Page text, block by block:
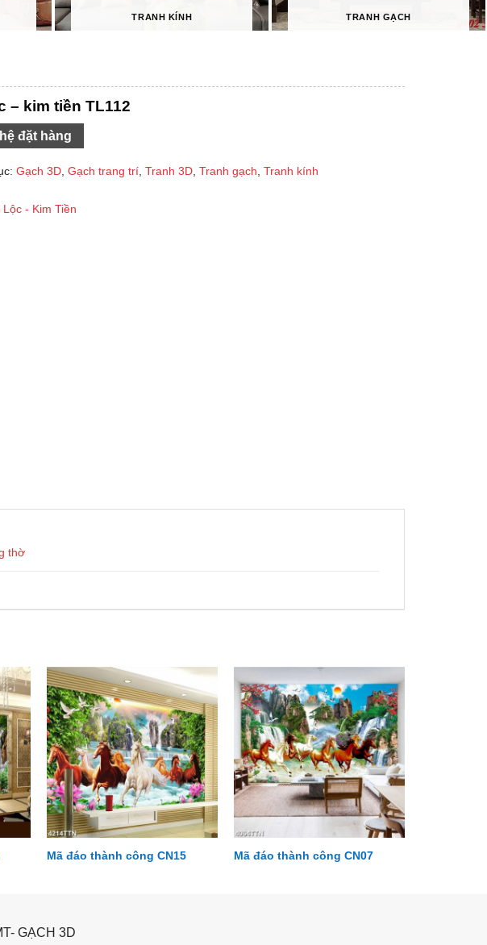
TRANH KÍNH TRANH GẠCH
– kim tiền TL112
đặt hàng
Gạch 3D, Gạch trang trí, Tranh 3D, Tranh gạch, Tranh kính
Lộc - Kim Tiền
thờ
Mã đáo thành công CN15 Mã đáo thành công CN07
GẠCH 3D